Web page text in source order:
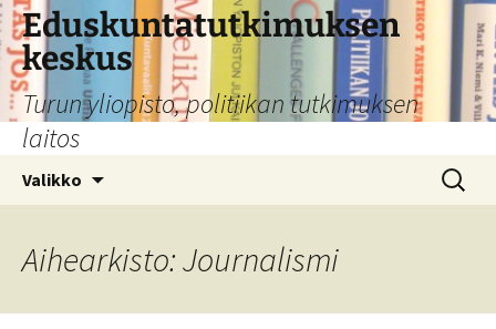
Siirry
sisältöön
Eduskuntatutkimuksen
keskus
Turun yliopisto, politiikan tutkimuksen
laitos
Valikko Haku:
Aihearkisto: Journalismi